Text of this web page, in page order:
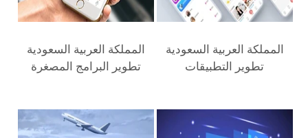
تطوير التطبيقات
تطوير البرامج المصغرة